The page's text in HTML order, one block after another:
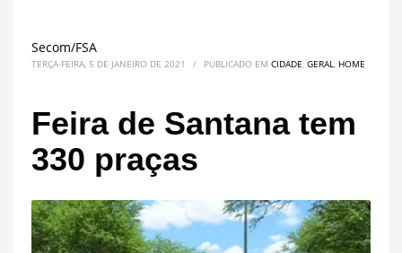
Secom/FSA
TERÇA-FEIRA, 5 DE JANEIRO DE 2021 / PUBLICADO EM CIDADE, GERAL, HOME
Feira de Santana tem
330 praças